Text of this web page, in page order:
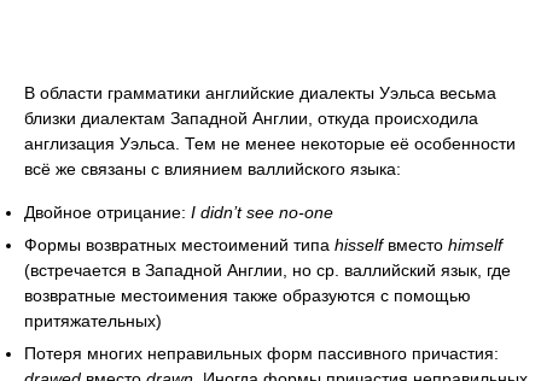
В области грамматики английские диалекты Уэльса весьма
близки диалектам Западной Англии, откуда происходила
англизация Уэльса. Тем не менее некоторые её особенности
всё же связаны с влиянием валлийского языка:
Двойное отрицание: I didn’t see no-one
Формы возвратных местоимений типа hisselfвместо himself
(встречается в Западной Англии, но ср. валлийский язык, где
возвратные местоимения также образуются с помощью
притяжательных)
Потеря многих неправильных форм пассивного причастия: